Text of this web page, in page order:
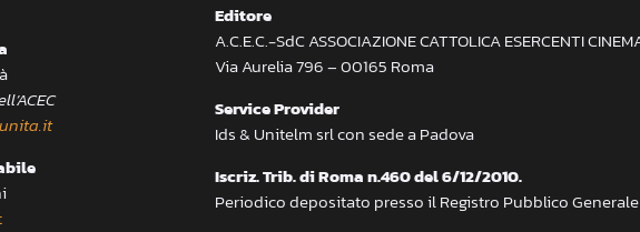
Editore
A.C.E.C.-SdC ASSOCIAZIONE CATTOLICA ESERCENTI
Via Aurelia 796 – 00165 Roma
Service Provider
Ids & Unitelm srl con sede a Padova
Iscriz. Trib. di Roma n.460 del 6/12/2010.
Periodico depositato presso il Registro Pubblico